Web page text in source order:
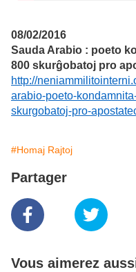
08/02/2016
Sauda Arabio : poeto
800 skurĝobatoj pro
http://
arabio-poeto-
skurgobatoj-pro-
#Homaj Rajtoj
Partager
Vous aimerez